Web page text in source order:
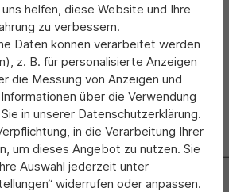
Newsletter
helfen, diese Website und Ihre
zu verbessern.
Daten können verarbeitet werden
z. B. für personalisierte Anzeigen
die Messung von Anzeigen und
über die Verwendung
in unserer Datenschutzerklärung.
in die Verarbeitung Ihrer
um dieses Angebot zu nutzen. Sie
Auswahl jederzeit unter
widerrufen oder anpassen.